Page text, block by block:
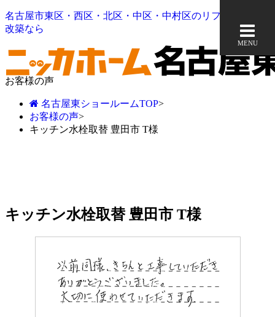
名古屋市東区・西区・北区・中区・中村区のリフォーム＆増
改築なら
MENU
お客様の声
名古屋東ショールームTOP>
お客様の声>
キッチン水栓取替 豊田市 T様
キッチン水栓取替 豊田市 T様